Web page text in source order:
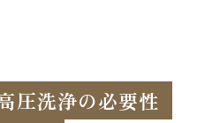
圧洗浄の必要性